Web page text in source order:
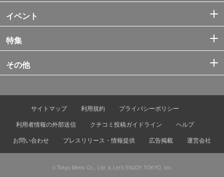
イベント
特集
その他
サイトマップ 利用規約
プライバシーポリシー
利用者情報の外部送信
クチコミ投稿ガイドライン
ヘルプ
お問い合わせ
プレスリリース・情報提供 広告掲載 運営会社
© Tokyo Metro Co., Ltd. & Let’s ENJOY TOKYO, Inc.